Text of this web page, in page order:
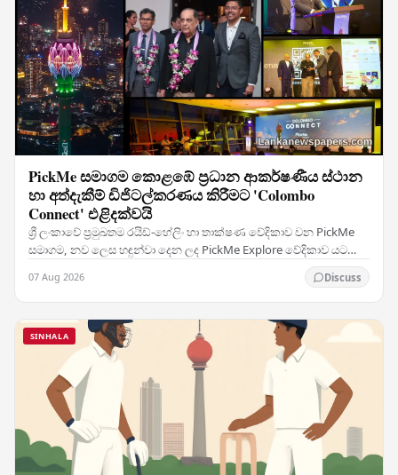
PickMe සමාගම කොළඹේ ප්‍රධාන ආකර්ෂණීය ස්ථාන
හා අත්දැකීම් ඩිජිටල්කරණය කිරීමට 'Colombo
Connect' එළිදක්වයි
ශ්‍රී ලංකාවේ ප්‍රමුඛතම රයිඩ්-හේලිං හා තාක්ෂණ වේදිකාව වන PickMe
සමාගම, නව ලෙස හඳුන්වා දෙන ලද PickMe Explore වේදිකාව යටතේ
07 Aug 2026 Discuss
SINHALA